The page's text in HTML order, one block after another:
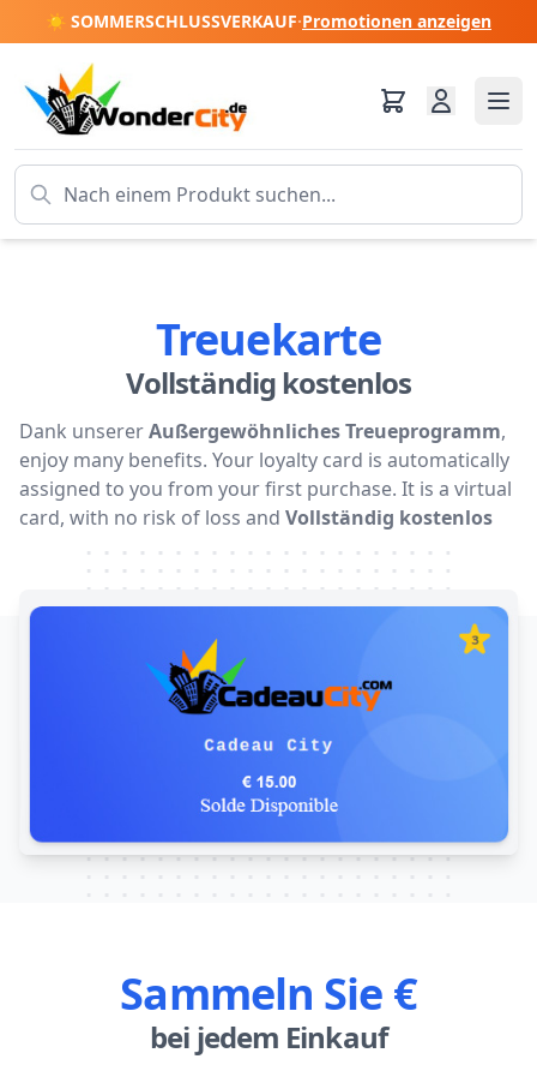
☀️ SOMMERSCHLUSSVERKAUF·Promotionen anzeigen
Treuekarte
Vollständig kostenlos
Dank unsererAußergewöhnliches Treueprogramm,
enjoy many benefits. Your loyalty card is automatically
assigned to you from your first purchase. It is a virtual
card, with no risk of loss and Vollständig kostenlos
Sammeln Sie €
bei jedem Einkauf